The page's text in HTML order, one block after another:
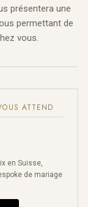
présentera une
permettant de
vous.
ATTEND
en Suisse,
de mariage